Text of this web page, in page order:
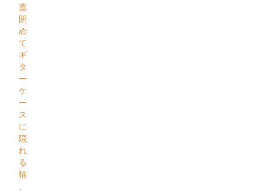
蓋
閉
め
て
ギ
タ
ー
ケ
ー
ス
に
隠
れ
る
猫